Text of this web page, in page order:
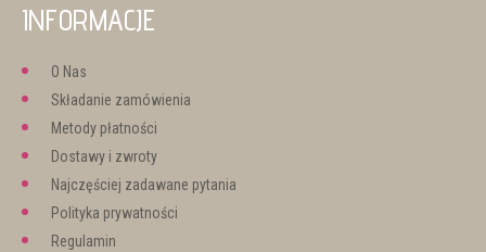
INFORMACJE
O Nas
Składanie zamówienia
Metody płatności
Dostawy i zwroty
Najczęściej zadawane pytania
Polityka prywatności
Regulamin